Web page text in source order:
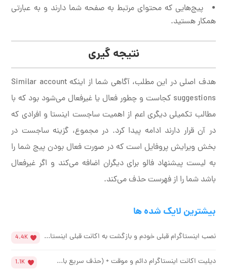
پیج‌هایی که محتوای مرتبط به صفحه شما دارند و به عبارتی
همکار هستید.
نتیجه گیری
هدف اصلی در این مطلب، آگاهی شما از اینکه Similar account
suggestions کجاست و چطور فعال یا غیرفعال می‌شود بود که با
مطالب تکمیلی دیگری اعم از اهمیت ساجست اینستا و افرادی که
در آن قرار دارند ادامه پیدا کرد. در مجموع، گزینه ساجست در
بخش ویرایش پروفایل است که در صورت فعال بودن پیج شما را
به لیست پیشنهاد فالو برای دیگران اضافه می‌کند و اگر غیرفعال
باشد شما را از فهرست حذف می‌کند.
بیشترین لایک شده ها
نصب اینستاگرام قبلی خودم و بازگشت به اکانت قبلی اینستا... 4.4K
دیلیت اکانت اینستاگرام دائم و موقت + (حذف سریع با... 1.1K